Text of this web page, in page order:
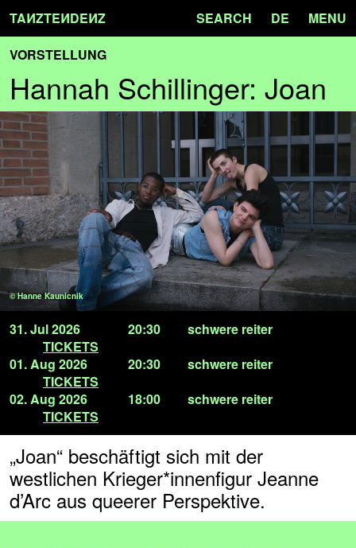
TANZTENDENZ SEARCH DE
MENU
VORSTELLUNG
Hannah Schillinger: Joan
© Hanne Kaunicnik
31. Jul 2026 20:30
schwere reiter
TICKETS
01. Aug 2026
20:30
schwere reiter
TICKETS
02. Aug 2026
18:00
schwere reiter
TICKETS
„Joan“ beschäftigt sich mit der
westlichen Krieger*innenfigur Jeanne
d’Arc aus queerer Perspektive.